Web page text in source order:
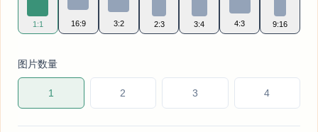
1:1 16:9 3:2 2:3 3:4 4:3 9:16
图片数量
1 2 3 4